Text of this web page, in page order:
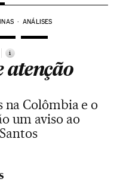
ANÁLISES
i
atenção
na Colômbia e o
um aviso ao